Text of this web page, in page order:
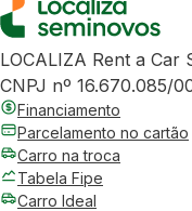
LOCALIZA Rent a Car
CNPJ nº 16.670.085/
Financiamento
Parcelamento no cartão
Carro na troca
Tabela Fipe
Carro Ideal